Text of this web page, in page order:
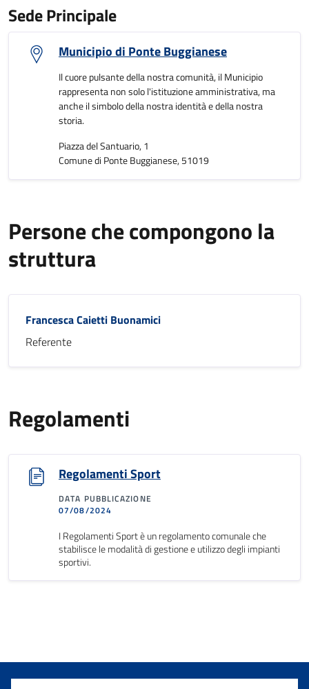
Sede Principale
Municipio di Ponte Buggianese
Il cuore pulsante della nostra comunità, il Municipio
rappresenta non solo l'istituzione amministrativa, ma
anche il simbolo della nostra identità e della nostra
storia.
Piazza del Santuario, 1
Comune di Ponte Buggianese, 51019
Persone che compongono la
struttura
Francesca Caietti Buonamici
Referente
Regolamenti
Regolamenti Sport
DATA PUBBLICAZIONE
07/08/2024
I Regolamenti Sport è un regolamento comunale che
stabilisce le modalità di gestione e utilizzo degli impianti
sportivi.